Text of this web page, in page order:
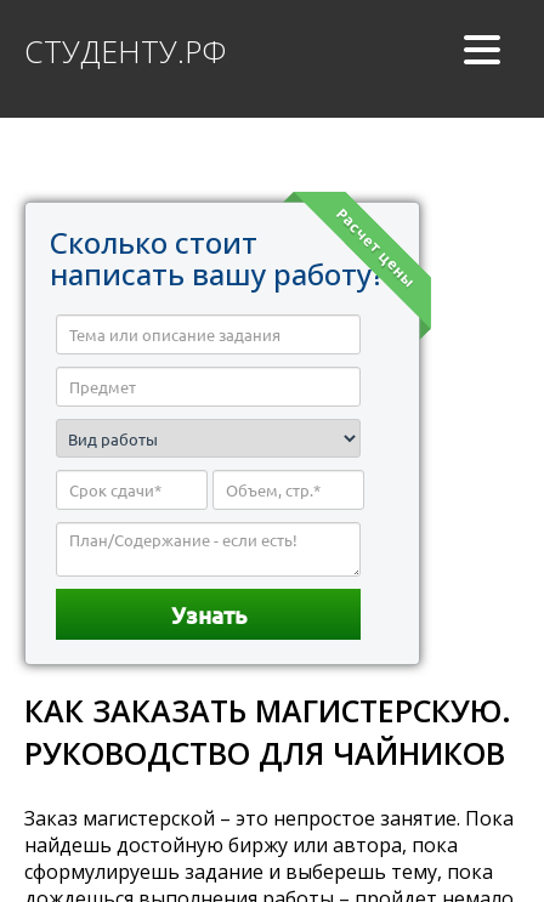
СТУДЕНТУ.РФ
Расчет цены
Сколько стоит
написать вашу работу?
КАК ЗАКАЗАТЬ МАГИСТЕРСКУЮ.
РУКОВОДСТВО ДЛЯ ЧАЙНИКОВ
Заказ магистерской – это непростое занятие. Пока
найдешь достойную биржу или автора, пока
сформулируешь задание и выберешь тему, пока